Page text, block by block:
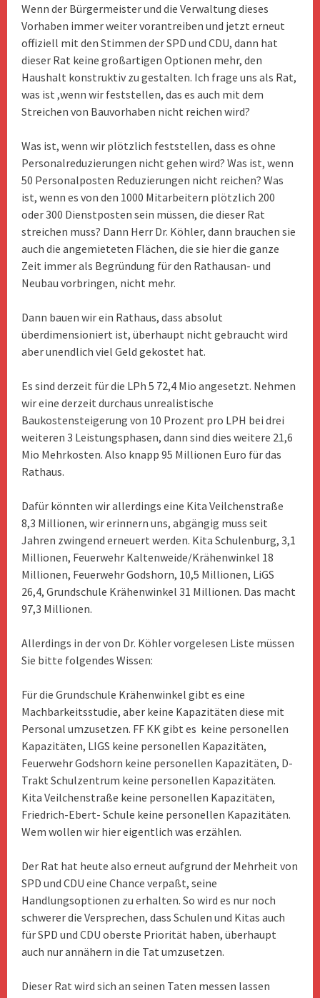
Wenn der Bürgermeister und die Verwaltung dieses
Vorhaben immer weiter vorantreiben und jetzt erneut
offiziell mit den Stimmen der SPD und CDU, dann hat
dieser Rat keine großartigen Optionen mehr, den
Haushalt konstruktiv zu gestalten. Ich frage uns als Rat,
was ist ,wenn wir feststellen, das es auch mit dem
Streichen von Bauvorhaben nicht reichen wird?
Was ist, wenn wir plötzlich feststellen, dass es ohne
Personalreduzierungen nicht gehen wird? Was ist, wenn
50 Personalposten Reduzierungen nicht reichen? Was
ist, wenn es von den 1000 Mitarbeitern plötzlich 200
oder 300 Dienstposten sein müssen, die dieser Rat
streichen muss? Dann Herr Dr. Köhler, dann brauchen sie
auch die angemieteten Flächen, die sie hier die ganze
Zeit immer als Begründung für den Rathausan- und
Neubau vorbringen, nicht mehr.
Dann bauen wir ein Rathaus, dass absolut
überdimensioniert ist, überhaupt nicht gebraucht wird
aber unendlich viel Geld gekostet hat.
Es sind derzeit für die LPh 5 72,4 Mio angesetzt. Nehmen
wir eine derzeit durchaus unrealistische
Baukostensteigerung von 10 Prozent pro LPH bei drei
weiteren 3 Leistungsphasen, dann sind dies weitere 21,6
Mio Mehrkosten. Also knapp 95 Millionen Euro für das
Rathaus.
Dafür könnten wir allerdings eine Kita Veilchenstraße
8,3 Millionen, wir erinnern uns, abgängig muss seit
Jahren zwingend erneuert werden. Kita Schulenburg, 3,1
Millionen, Feuerwehr Kaltenweide/Krähenwinkel 18
Millionen, Feuerwehr Godshorn, 10,5 Millionen, LiGS
26,4, Grundschule Krähenwinkel 31 Millionen. Das macht
97,3 Millionen.
Allerdings in der von Dr. Köhler vorgelesen Liste müssen
Sie bitte folgendes Wissen:
Für die Grundschule Krähenwinkel gibt es eine
Machbarkeitsstudie, aber keine Kapazitäten diese mit
Personal umzusetzen. FF KK gibt es keine personellen
Kapazitäten, LIGS keine personellen Kapazitäten,
Feuerwehr Godshorn keine personellen Kapazitäten, D-
Trakt Schulzentrum keine personellen Kapazitäten.
Kita Veilchenstraße keine personellen Kapazitäten,
Friedrich-Ebert- Schule keine personellen Kapazitäten.
Wem wollen wir hier eigentlich was erzählen.
Der Rat hat heute also erneut aufgrund der Mehrheit von
SPD und CDU eine Chance verpaßt, seine
Handlungsoptionen zu erhalten. So wird es nur noch
schwerer die Versprechen, dass Schulen und Kitas auch
für SPD und CDU oberste Priorität haben, überhaupt
auch nur annähern in die Tat umzusetzen.
Dieser Rat wird sich an seinen Taten messen lassen